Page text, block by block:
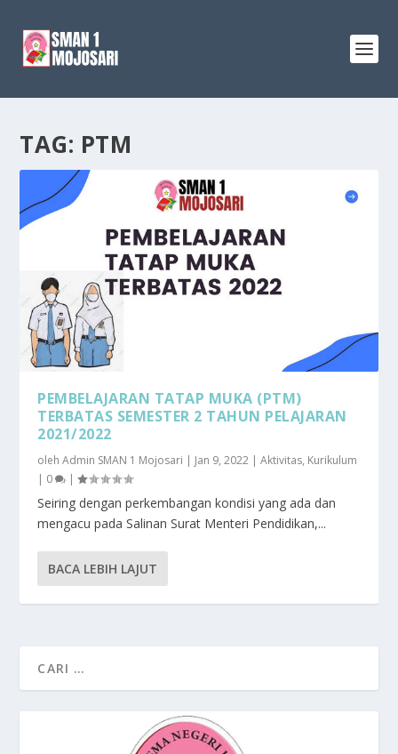
TAG: PTM
PEMBELAJARAN TATAP MUKA (PTM)
TERBATAS SEMESTER 2 TAHUN PELAJARAN
2021/2022
olehAdmin SMAN 1 Mojosari | Jan 9, 2022 |Aktivitas, Kurikulum
| 0 |
Seiring dengan perkembangan kondisi yang ada dan
mengacu pada Salinan Surat Menteri Pendidikan,...
BACA LEBIH LAJUT